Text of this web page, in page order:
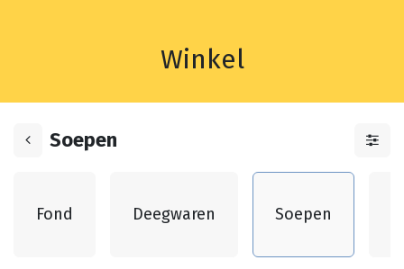
Winkel
Soepen
Fond Deegwaren Soepen